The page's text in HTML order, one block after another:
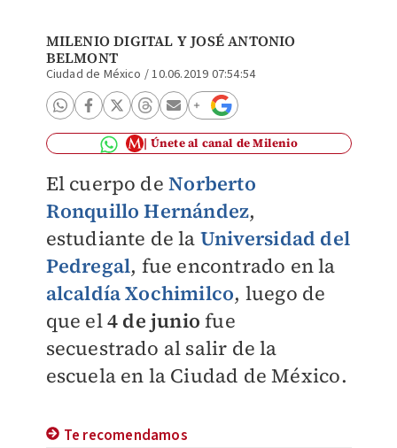
MILENIO DIGITAL Y JOSÉ ANTONIO
BELMONT
Ciudad de México /10.06.2019 07:54:54
Únete al canal de Milenio
El cuerpo deNorberto
Ronquillo Hernández,
estudiante de la Universidad del
Pedregal, fue encontrado en la
alcaldía Xochimilco, luego de
que el4 de juniofue
secuestrado al salir de la
escuela en la Ciudad de México.
Te recomendamos